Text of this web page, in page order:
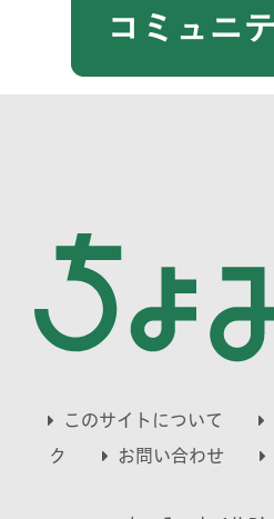
このサイトについて
ク
お問い合わせ